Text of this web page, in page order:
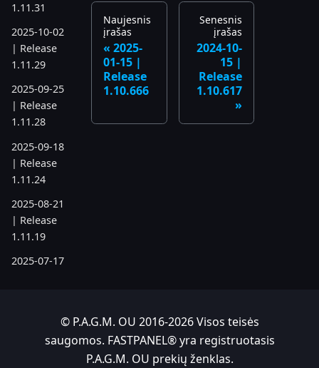
1.11.31
2025-10-02
| Release
1.11.29
2025-09-25
| Release
1.11.28
2025-09-18
| Release
1.11.24
2025-08-21
| Release
1.11.19
2025-07-17
2025-05-22
Naujesnis
įrašas
2025-
01-15 |
Release
1.10.666
Senesnis
įrašas
2024-10-
15 |
Release
1.10.617
© P.A.G.M. OU 2016-2026 Visos teisės
saugomos. FASTPANEL® yra registruotasis
P.A.G.M. OU prekių ženklas.